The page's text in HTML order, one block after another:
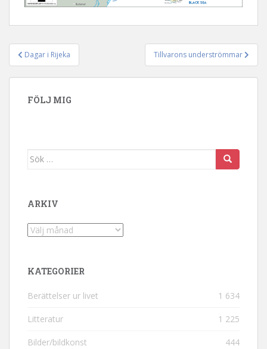
Inläggsnavigering
Dagar i Rijeka Tillvarons underströmmar
FÖLJ MIG
Sök efter:
ARKIV
Arkiv
KATEGORIER
Berättelser ur livet 1 634
Litteratur 1 225
Bilder/bildkonst 444